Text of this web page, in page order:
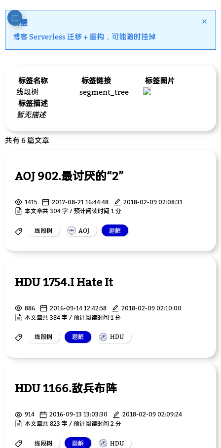
提醒
博客 Serverless 迁移 + 重构，可能随时挂掉
标签名称 标签链接
标签图片
线段树
segment_tree
标签描述
暂无描述
共有 6 篇文章
AOJ 902.最讨厌的“2”
1415 2017-08-21 16:44:48
2018-02-09 02:08:31
本文章共 304 字 / 预计阅读时间 1 分
线段树 AOJ 题解
HDU 1754.I Hate It
886 2016-09-14 12:42:58
2018-02-09 02:10:00
本文章共 384 字 / 预计阅读时间 1 分
线段树 题解 HDU
HDU 1166.敌兵布阵
914 2016-09-13 13:03:30
2018-02-09 02:09:24
本文章共 823 字 / 预计阅读时间 2 分
线段树 题解 HDU